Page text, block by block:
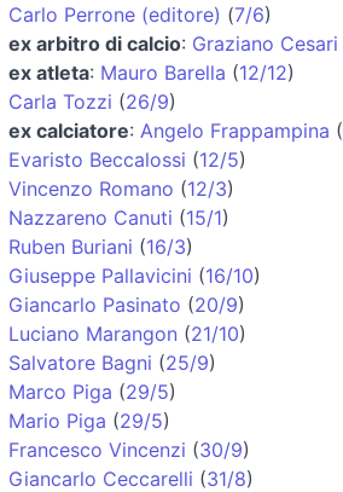
Carlo Perrone (editore) (7/6)
ex arbitro di calcio: Graziano Cesari
ex atleta: Mauro Barella (12/12)
Carla Tozzi (26/9)
ex calciatore: Angelo Frappampina (
Evaristo Beccalossi (12/5)
Vincenzo Romano (12/3)
Nazzareno Canuti (15/1)
Ruben Buriani (16/3)
Giuseppe Pallavicini (16/10)
Giancarlo Pasinato (20/9)
Luciano Marangon (21/10)
Salvatore Bagni (25/9)
Marco Piga (29/5)
Mario Piga (29/5)
Francesco Vincenzi (30/9)
Giancarlo Ceccarelli (31/8)